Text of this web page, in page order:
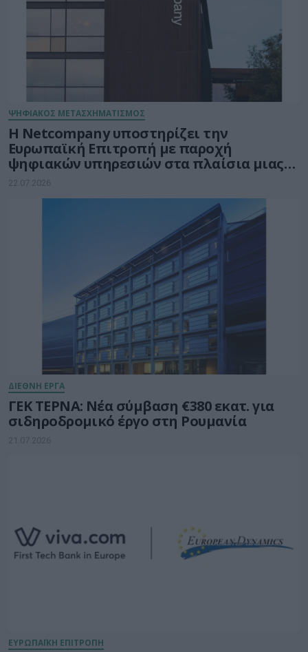
ΨΗΦΙΑΚΟΣ ΜΕΤΑΣΧΗΜΑΤΙΣΜΟΣ
Η Netcompany υποστηρίζει την
Ευρωπαϊκή Επιτροπή με παροχή
ψηφιακών υπηρεσιών στα πλαίσια μιας
μακρόχρονης και σταθερής συνεργασίας
22.07.2026
ΔΙΕΘΝΗ ΕΡΓΑ
ΓΕΚ ΤΕΡΝΑ: Νέα σύμβαση €380 εκατ. για
σιδηροδρομικό έργο στη Ρουμανία
21.07.2026
ΕΥΡΩΠΑΪΚΗ ΕΠΙΤΡΟΠΗ